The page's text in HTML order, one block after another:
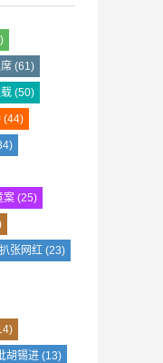
(61)
(50)
(44)
案 (25)
张网红 (23)
胡锡进 (13)